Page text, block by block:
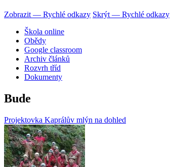
Zobrazit — Rychlé odkazy Skrýt — Rychlé odkazy
Škola online
Obědy
Google classroom
Archiv článků
Rozvrh tříd
Dokumenty
Bude
Projektovka Kaprálův mlýn na dohled